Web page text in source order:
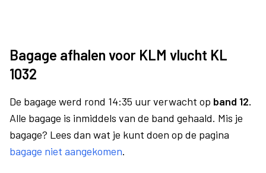
Bagage afhalen voor KLM vlucht KL
1032
De bagage werd rond 14:35 uur verwacht op band 12.
Alle bagage is inmiddels van de band gehaald. Mis je
bagage? Lees dan wat je kunt doen op de pagina
bagage niet aangekomen.